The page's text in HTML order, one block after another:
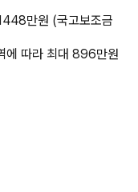
만원 (국고보조금
에 따라 최대 896만원